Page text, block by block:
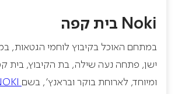
Noki בית קפה
במתחם האוכל בקיבוץ לוחמי הגטאות,
ישן, פתחה נעה שילה, בת הקיבוץ, בית
ומיוחד, לארוחת בוקר ובראנץ', בשם